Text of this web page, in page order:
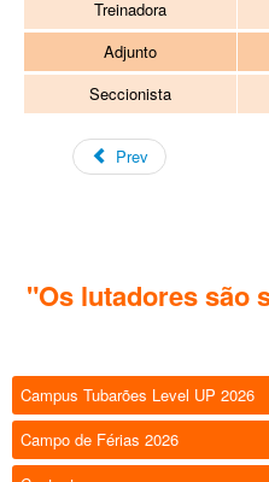
Treinadora
Adjunto
Seccionista
Prev
"Os lutadores são
Campus Tubarões Level UP 2026
Campo de Férias 2026